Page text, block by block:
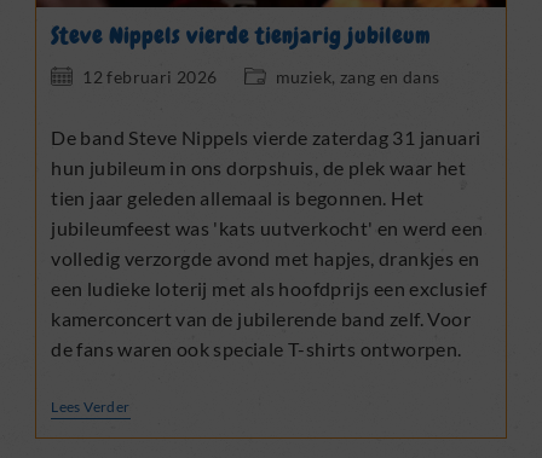
Steve Nippels vierde tienjarig jubileum
Bericht12 februari 2026 Berichtcategorie:
muziek, zang en dans
De band Steve Nippels vierde zaterdag 31 januari
hun jubileum in ons dorpshuis, de plek waar het
tien jaar geleden allemaal is begonnen. Het
jubileumfeest was 'kats uutverkocht' en werd een
volledig verzorgde avond met hapjes, drankjes en
een ludieke loterij met als hoofdprijs een exclusief
kamerconcert van de jubilerende band zelf. Voor
de fans waren ook speciale T-shirts ontworpen.
Lees VerderSteve
Nippels
Vierde